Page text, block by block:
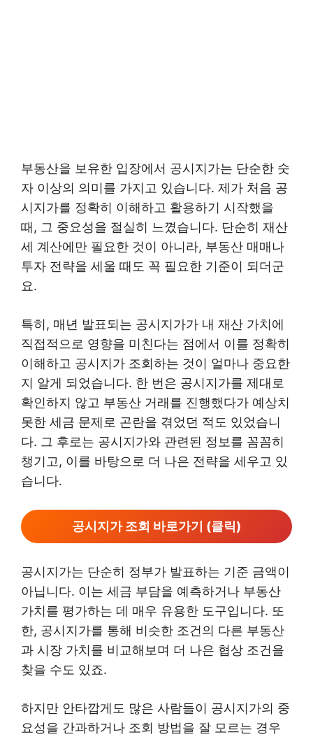
부동산을 보유한 입장에서 공시지가는 단순한 숫
자 이상의 의미를 가지고 있습니다. 제가 처음 공
시지가를 정확히 이해하고 활용하기 시작했을
때, 그 중요성을 절실히 느꼈습니다. 단순히 재산
세 계산에만 필요한 것이 아니라, 부동산 매매나
투자 전략을 세울 때도 꼭 필요한 기준이 되더군
요.
특히, 매년 발표되는 공시지가가 내 재산 가치에
직접적으로 영향을 미친다는 점에서 이를 정확히
이해하고 공시지가 조회하는 것이 얼마나 중요한
지 알게 되었습니다. 한 번은 공시지가를 제대로
확인하지 않고 부동산 거래를 진행했다가 예상치
못한 세금 문제로 곤란을 겪었던 적도 있었습니
다. 그 후로는 공시지가와 관련된 정보를 꼼꼼히
챙기고, 이를 바탕으로 더 나은 전략을 세우고 있
습니다.
공시지가 조회 바로가기 (클릭)
공시지가는 단순히 정부가 발표하는 기준 금액이
아닙니다. 이는 세금 부담을 예측하거나 부동산
가치를 평가하는 데 매우 유용한 도구입니다. 또
한, 공시지가를 통해 비슷한 조건의 다른 부동산
과 시장 가치를 비교해보며 더 나은 협상 조건을
찾을 수도 있죠.
하지만 안타깝게도 많은 사람들이 공시지가의 중
요성을 간과하거나 조회 방법을 잘 모르는 경우